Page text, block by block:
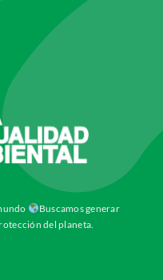
Buscamos generar
del planeta.